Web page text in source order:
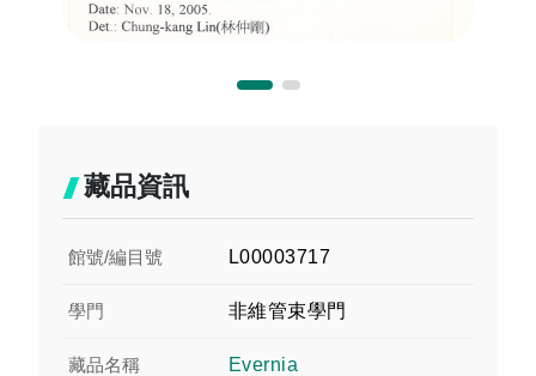
藏品資訊
館號/編目號 L00003717
學門 非維管束學門
藏品名稱 Evernia